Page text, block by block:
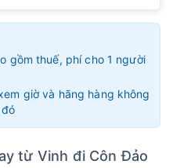
gồm thuế, phí cho 1 người
giờ và hãng hàng không
từ Vinh đi Côn Đảo